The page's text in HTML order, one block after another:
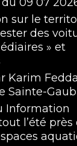
sur le
des
» et
Karim
Sainte-
Information
l’été près